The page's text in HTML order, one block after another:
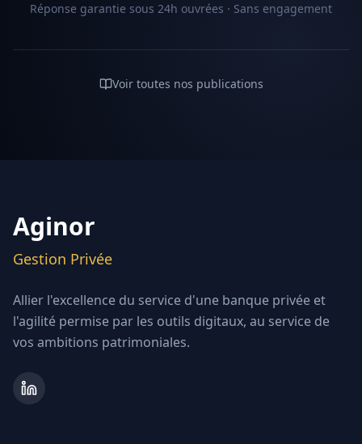
Réponse garantie sous 24h ouvrées · Sans engagement
Voir toutes nos publications
Aginor
Gestion Privée
Allier l'excellence du service d'une banque privée et
l'agilité permise par les outils digitaux, au service de
vos ambitions patrimoniales.